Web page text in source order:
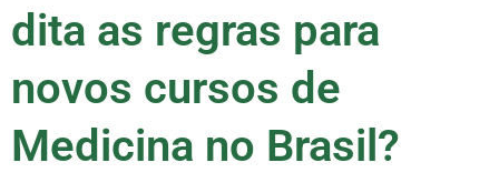
dita as regras para
novos cursos de
Medicina no Brasil?